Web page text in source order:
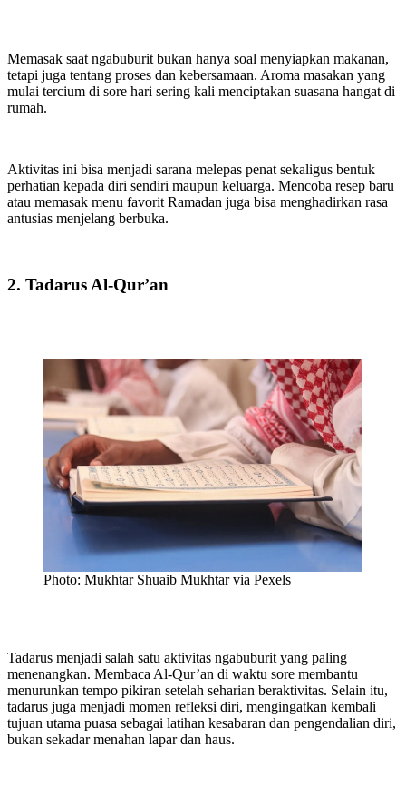
Memasak saat ngabuburit bukan hanya soal menyiapkan makanan,
tetapi juga tentang proses dan kebersamaan. Aroma masakan yang
mulai tercium di sore hari sering kali menciptakan suasana hangat di
rumah.
Aktivitas ini bisa menjadi sarana melepas penat sekaligus bentuk
perhatian kepada diri sendiri maupun keluarga. Mencoba resep baru
atau memasak menu favorit Ramadan juga bisa menghadirkan rasa
antusias menjelang berbuka.
2. Tadarus Al-Qur’an
Photo: Mukhtar Shuaib Mukhtar via Pexels
Tadarus menjadi salah satu aktivitas ngabuburit yang paling
menenangkan. Membaca Al-Qur’an di waktu sore membantu
menurunkan tempo pikiran setelah seharian beraktivitas. Selain itu,
tadarus juga menjadi momen refleksi diri, mengingatkan kembali
tujuan utama puasa sebagai latihan kesabaran dan pengendalian diri,
bukan sekadar menahan lapar dan haus.